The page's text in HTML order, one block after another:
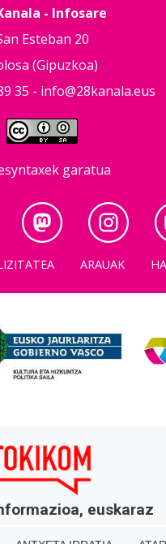
- Infosare
Esteban 20
(Gipuzkoa)
35 - info@28kanala.eus
garatua
ARAUAK
euskaraz